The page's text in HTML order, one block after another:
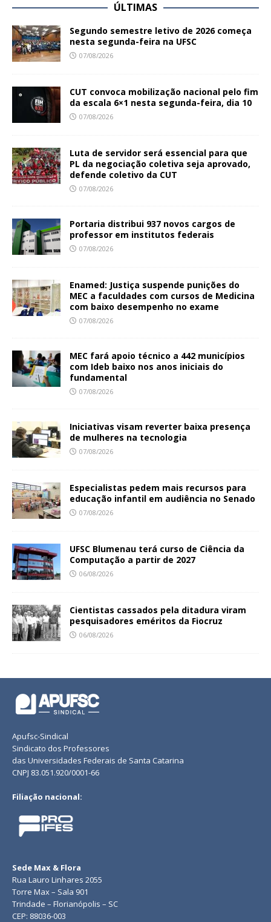
ÚLTIMAS
Segundo semestre letivo de 2026 começa
nesta segunda-feira na UFSC
07/08/2026
CUT convoca mobilização nacional pelo fim
da escala 6×1 nesta segunda-feira, dia 10
07/08/2026
Luta de servidor será essencial para que
PL da negociação coletiva seja aprovado,
defende coletivo da CUT
07/08/2026
Portaria distribui 937 novos cargos de
professor em institutos federais
07/08/2026
Enamed: Justiça suspende punições do
MEC a faculdades com cursos de Medicina
com baixo desempenho no exame
07/08/2026
MEC fará apoio técnico a 442 municípios
com Ideb baixo nos anos iniciais do
fundamental
07/08/2026
Iniciativas visam reverter baixa presença
de mulheres na tecnologia
07/08/2026
Especialistas pedem mais recursos para
educação infantil em audiência no Senado
07/08/2026
UFSC Blumenau terá curso de Ciência da
Computação a partir de 2027
06/08/2026
Cientistas cassados pela ditadura viram
pesquisadores eméritos da Fiocruz
06/08/2026
Apufsc-Sindical
Sindicato dos Professores
das Universidades Federais de Santa Catarina
CNPJ 83.051.920/0001-66
Filiação nacional:
Sede Max & Flora
Rua Lauro Linhares 2055
Torre Max – Sala 901
Trindade – Florianópolis – SC
CEP: 88036-003